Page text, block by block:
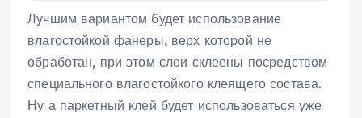
Лучшим вариантом будет использование
влагостойкой фанеры, верх которой не
обработан, при этом слои склеены посредством
специального влагостойкого клеящего состава.
Ну а паркетный клей будет использоваться уже